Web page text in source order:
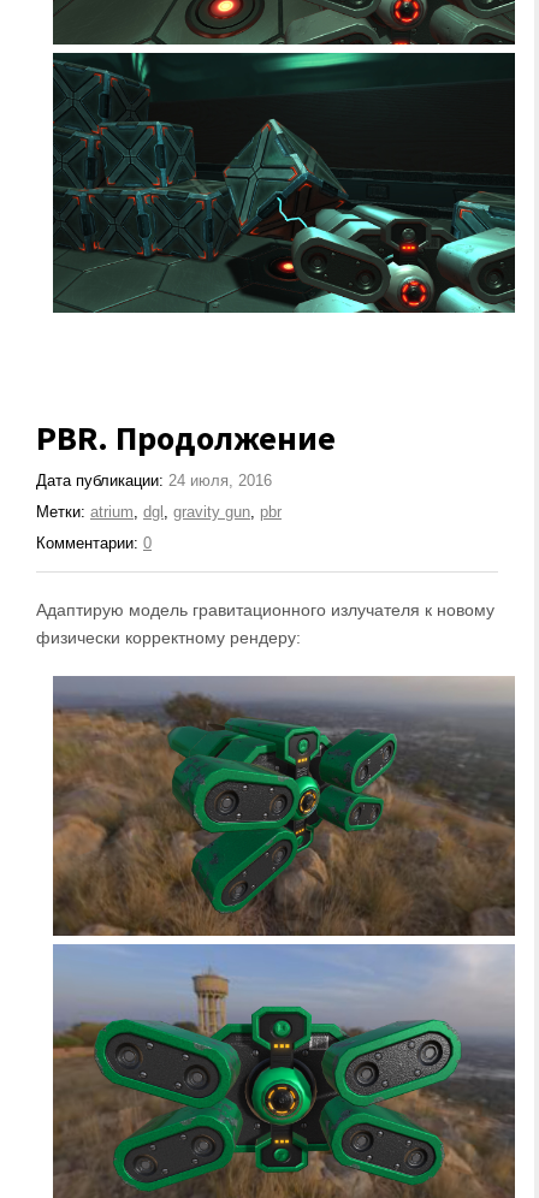
PBR. Продолжение
Дата публикации: 24 июля, 2016
Метки: atrium dgl gravity gun pbr
Комментарии: 0
Адаптирую модель гравитационного излучателя к новому
физически корректному рендеру: